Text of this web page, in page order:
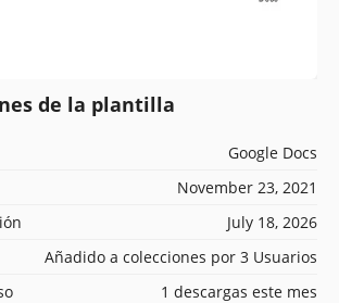
de la plantilla
Google Docs
November 23, 2021
July 18, 2026
Añadido a colecciones por 3 Usuarios
1 descargas este mes